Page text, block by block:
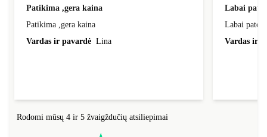
Patikima ,gera kaina
Patikima ,gera kaina
Vardas ir pavardė Lina
Labai
Labai
Vardas ir
Rodomi mūsų 4 ir 5 žvaigždučių atsiliepimai